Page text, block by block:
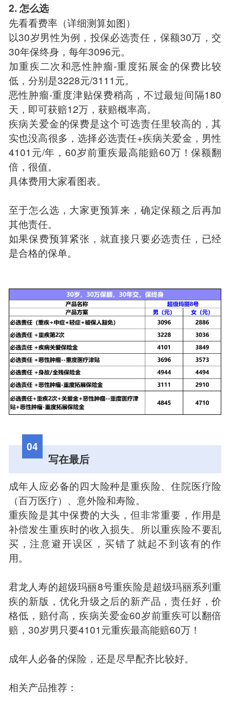
2. 怎么选
先看看费率（详细测算如图）
以30岁男性为例，投保必选责任，保额30万，交
30年保终身，每年3096元。
加重疾二次和恶性肿瘤-重度拓展金的保费比较
低，分别是3228元/3111元。
恶性肿瘤-重度津贴保费稍高，不过最短间隔180
天，即可获赔12万，获赔概率高。
疾病关爱金的保费是这个可选责任里较高的，其
实也没高很多，选择必选责任+疾病关爱金，男性
4101元/年，60岁前重疾最高能赔60万！保额翻
倍，很值。
具体费用大家看图表。
至于怎么选，大家更预算来，确定保额之后再加
其他责任。
如果保费预算紧张，就直接只要必选责任，已经
是合格的保单。
04
写在最后
成年人应必备的四大险种是重疾险、住院医疗险
（百万医疗）、意外险和寿险。
重疾险是其中保费的大头，但非常重要，作用是
补偿发生重疾时的收入损失。所以重疾险不要乱
买，注意避开误区，买错了就起不到该有的作
用。
君龙人寿的超级玛丽8号重疾险是超级玛丽系列重
疾的新版，优化升级之后的新产品，责任好，价
格低，赔付高，疾病关爱金60岁前重疾可以翻倍
赔，30岁男只要4101元重疾最高能赔60万！
成年人必备的保险，还是尽早配齐比较好。
相关产品推荐：